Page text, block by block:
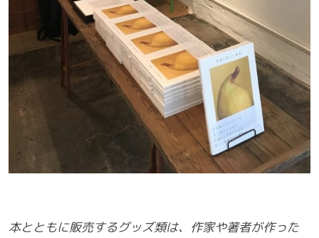
本とともに販売するグッズ類は、作家や著者が作った